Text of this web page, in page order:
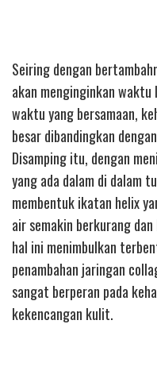
Seiring dengan
akan menginginkan waktu
waktu yang bersamaan,
besar dibandingkan
Disamping itu, dengan
yang ada dalam di dalam
membentuk ikatan helix
air semakin berkurang
hal ini menimbulkan
penambahan jaringan
sangat berperan pada
kekencangan kulit.